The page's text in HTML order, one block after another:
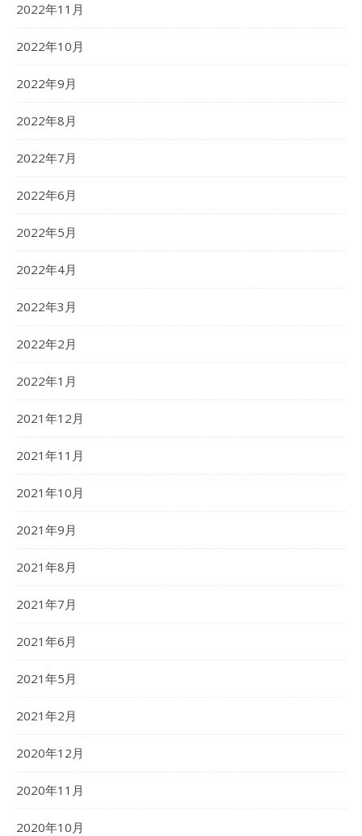
2022年11月
2022年10月
2022年9月
2022年8月
2022年7月
2022年6月
2022年5月
2022年4月
2022年3月
2022年2月
2022年1月
2021年12月
2021年11月
2021年10月
2021年9月
2021年8月
2021年7月
2021年6月
2021年5月
2021年2月
2020年12月
2020年11月
2020年10月